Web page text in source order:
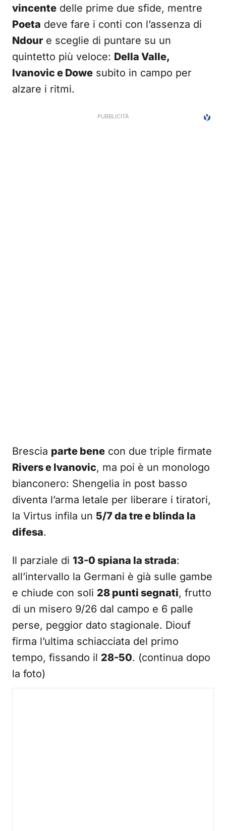
vincente delle prime due sfide, mentre
Poeta deve fare i conti con l’assenza di
Ndour e sceglie di puntare su un
quintetto più veloce: Della Valle,
Ivanovic e Dowe subito in campo per
alzare i ritmi.
Brescia parte bene con due triple firmate
Rivers e Ivanovic, ma poi è un monologo
bianconero: Shengelia in post basso
diventa l’arma letale per liberare i tiratori,
la Virtus infila un 5/7 da tre e blinda la
difesa.
Il parziale di 13-0 spiana la strada:
all’intervallo la Germani è già sulle gambe
e chiude con soli 28 punti segnati, frutto
di un misero 9/26 dal campo e 6 palle
perse, peggior dato stagionale. Diouf
firma l’ultima schiacciata del primo
tempo, fissando il 28-50. (continua dopo
la foto)